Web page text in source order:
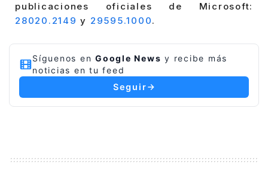
publicaciones oficiales de Microsoft:
28020.2149 y 29595.1000.
Síguenos en Google News y recibe más
noticias en tu feed
Seguir